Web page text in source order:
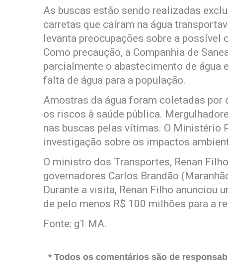
As buscas estão sendo realizadas
carretas que caíram na água
levanta preocupações sobre a
Como precaução, a Companhia de
parcialmente o abastecimento de água
falta de água para a população.
Amostras da água foram coletadas
os riscos à saúde pública.
nas buscas pelas vítimas. O Ministério
investigação sobre os impactos
O ministro dos Transportes, Renan
governadores Carlos Brandão
Durante a visita, Renan Filho anunciou
de pelo menos R$ 100 milhões para a
Fonte: g1 MA.
* Todos os comentários são de